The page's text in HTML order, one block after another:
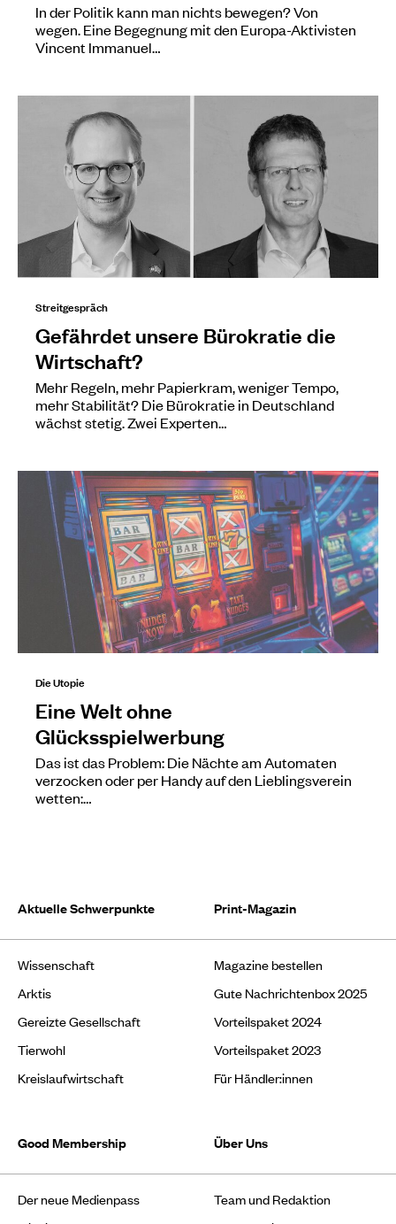
In der Politik kann man nichts bewegen? Von
wegen. Eine Begegnung mit den Europa-Aktivisten
Vincent Immanuel…
Streitgespräch
Gefährdet unsere Bürokratie die
Wirtschaft?
Mehr Regeln, mehr Papierkram, weniger Tempo,
mehr Stabilität? Die Bürokratie in Deutschland
wächst stetig. Zwei Experten…
Die Utopie
Eine Welt ohne
Glücksspielwerbung
Das ist das Problem: Die Nächte am Automaten
verzocken oder per Handy auf den Lieblingsverein
wetten:…
Aktuelle Schwerpunkte
Wissenschaft
Arktis
Gereizte Gesellschaft
Tierwohl
Kreislaufwirtschaft
Print-Magazin
Magazine bestellen
Gute Nachrichtenbox 2025
Vorteilspaket 2024
Vorteilspaket 2023
Für Händler:innen
Good Membership
Der neue Medienpass
Über Uns
Team und Redaktion